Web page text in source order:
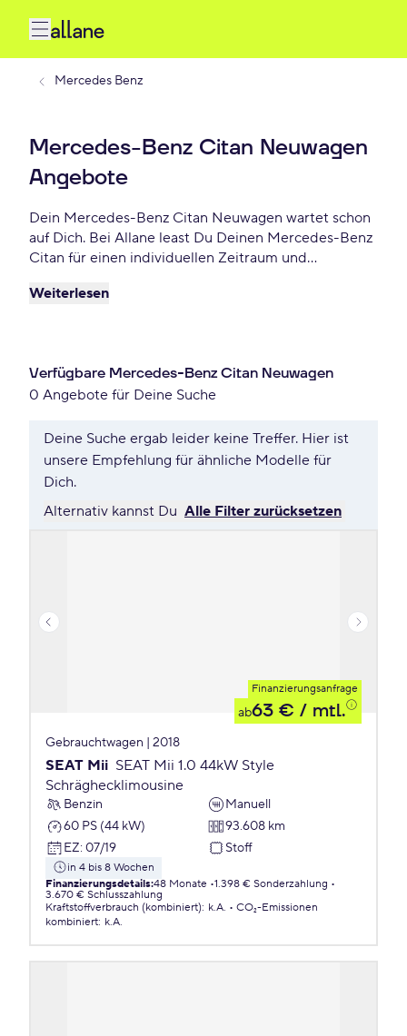
Mercedes Benz
Mercedes-Benz Citan Neuwagen
Angebote
Dein Mercedes-Benz Citan Neuwagen wartet schon
auf Dich. Bei Allane least Du Deinen Mercedes-Benz
Citan für einen individuellen Zeitraum und
kaufen möchtest oder zurückgeben willst. Finde das
Weiterlesen
Verfügbare Mercedes-Benz Citan Neuwagen
0 Angebote für Deine Suche
Deine Suche ergab leider keine Treffer. Hier ist
unsere Empfehlung für ähnliche Modelle für
Dich.
Alternativ kannst Du Alle Filter zurücksetzen
Finanzierungsanfrage
ab63 € / mtl.
Gebrauchtwagen | 2018
SEAT Mii SEAT Mii 1.0 44kW Style
Schräghecklimousine
Benzin
Manuell
60 PS (44 kW)
93.608 km
EZ: 07/19 Stoff
in 4 bis 8 Wochen
Finanzierungsdetails:48 Monate 1.398 € Sonderzahlung
3.670 € Schlusszahlung
Kraftstoffverbrauch (kombiniert): k.A.
CO₂-Emissionen
kombiniert: k.A.